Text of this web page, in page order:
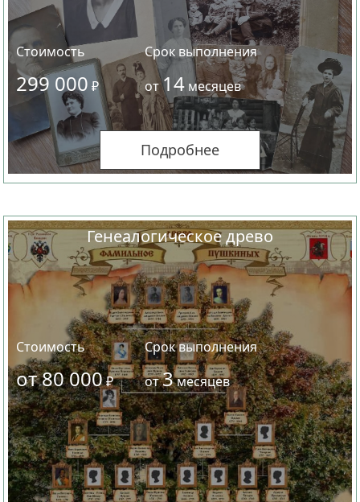
Стоимость
299 000 ₽
Срок выполнения
от14 месяцев
Подробнее
Генеалогическое древо
Стоимость
от 80 000₽
Срок выполнения
от3месяцев